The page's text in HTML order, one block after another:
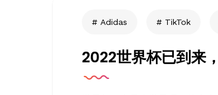
Adidas TikTok
2022世界杯已到来